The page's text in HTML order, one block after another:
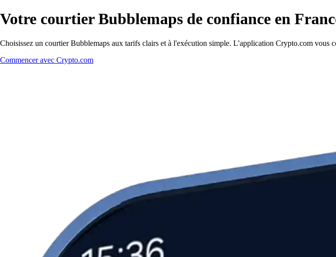
Votre courtier Bubblemaps de confiance en
Choisissez un courtier Bubblemaps aux tarifs clairs et à l'exécution simple. L'application Crypto.com vous
Commencer avec Crypto.com